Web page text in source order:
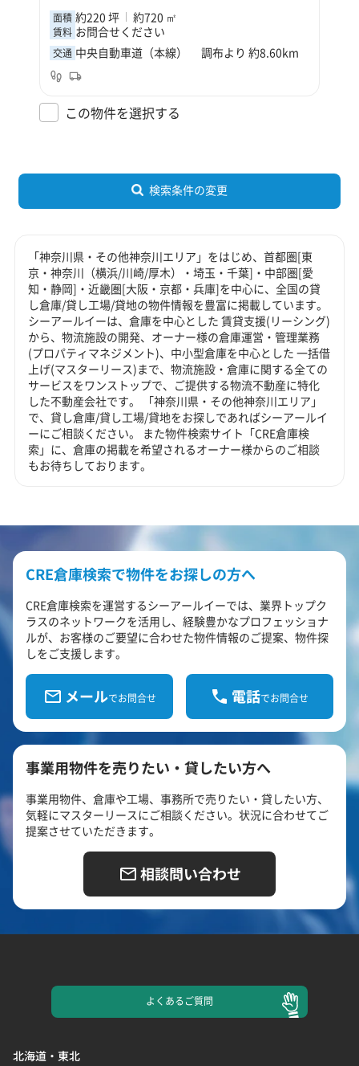
面積 約220 坪 約720 ㎡
賃料 お問合せください
交通 中央自動車道（本線） 調布より 約8.60km
この物件を選択する
検索条件の変更
「神奈川県・その他神奈川エリア」をはじめ、首都圏[東
京・神奈川（横浜/川崎/厚木）・埼玉・千葉]・中部圏[愛
知・静岡]・近畿圏[大阪・京都・兵庫]を中心に、全国の貸
し倉庫/貸し工場/貸地の物件情報を豊富に掲載しています。
シーアールイーは、倉庫を中心とした 賃貸支援(リーシング)
から、物流施設の開発、オーナー様の倉庫運営・管理業務
(プロパティマネジメント)、中小型倉庫を中心とした 一括借
上げ(マスターリース)まで、物流施設・倉庫に関する全ての
サービスをワンストップで、ご提供する物流不動産に特化
した不動産会社です。 「神奈川県・その他神奈川エリア」
で、貸し倉庫/貸し工場/貸地をお探しであればシーアールイ
ーにご相談ください。 また物件検索サイト「CRE倉庫検
索」に、倉庫の掲載を希望されるオーナー様からのご相談
もお待ちしております。
CRE倉庫検索で物件をお探しの方へ
CRE倉庫検索を運営するシーアールイーでは、業界トップク
ラスのネットワークを活用し、経験豊かなプロフェッショナ
ルが、お客様のご要望に合わせた物件情報のご提案、物件探
しをご支援します。
メールでお問合せ 電話でお問合せ
事業用物件を売りたい・貸したい方へ
事業用物件、倉庫や工場、事務所で売りたい・貸したい方、
気軽にマスターリースにご相談ください。状況に合わせてご
提案させていただきます。
相談問い合わせ
よくあるご質問
北海道・東北